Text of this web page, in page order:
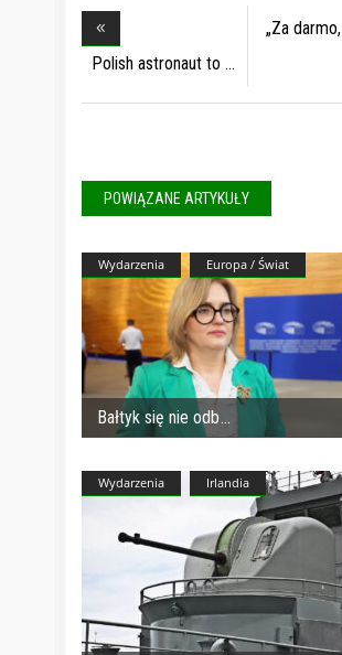
Polish astronaut to
„Za
POWIĄZANE ARTYKUŁY
Wydarzenia Europa / Świat
Bałtyk się nie odb
Wydarzenia Irlandia